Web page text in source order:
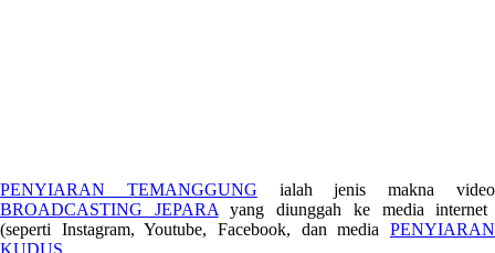
PENYIARAN TEMANGGUNG ialah jenis makna video
BROADCASTING JEPARA yang diunggah ke media internet
(seperti Instagram, Youtube, Facebook, dan media PENYIARAN
KUDUS